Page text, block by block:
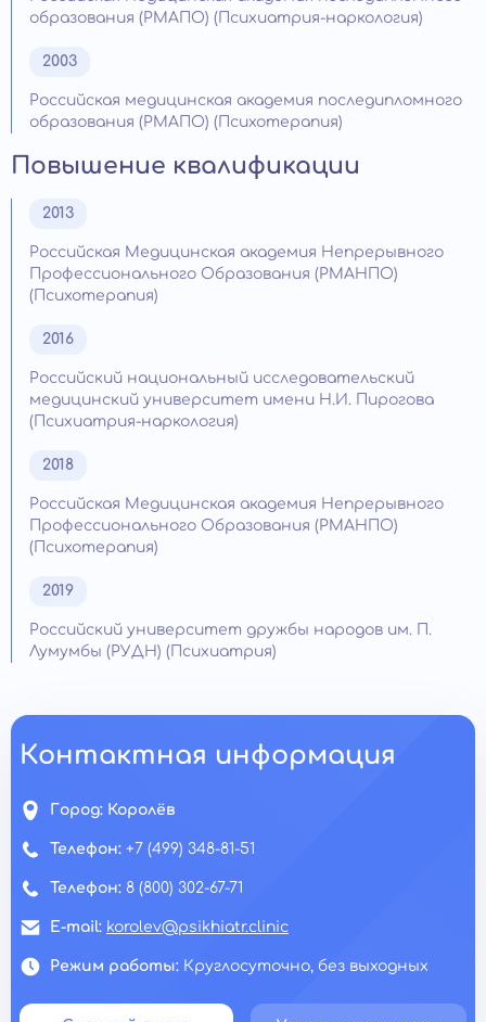
образования (РМАПО) (Психиатрия-наркология)
2003
Российская медицинская академия последипломного
образования (РМАПО) (Психотерапия)
Повышение квалификации
2013
Российская Медицинская академия Непрерывного
Профессионального Образования (РМАНПО)
(Психотерапия)
2016
Российский национальный исследовательский
медицинский университет имени Н.И. Пирогова
(Психиатрия-наркология)
2018
Российская Медицинская академия Непрерывного
Профессионального Образования (РМАНПО)
(Психотерапия)
2019
Российский университет дружбы народов им. П.
Лумумбы (РУДН) (Психиатрия)
Контактная информация
Город: Королёв
Телефон: +7 (499) 348-81-51
Телефон: 8 (800) 302-67-71
E-mail: korolev@psikhiatr.clinic
Режим работы: Круглосуточно, без выходных